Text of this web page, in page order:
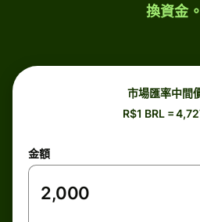
換資金。
市場匯率中間
R$1 BRL =
金額